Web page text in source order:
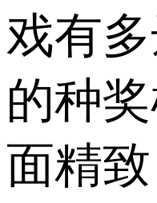
戏有
的种
面精